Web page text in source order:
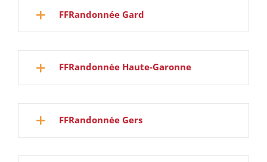
FFRandonnée Gard
FFRandonnée Haute-Garonne
FFRandonnée Gers